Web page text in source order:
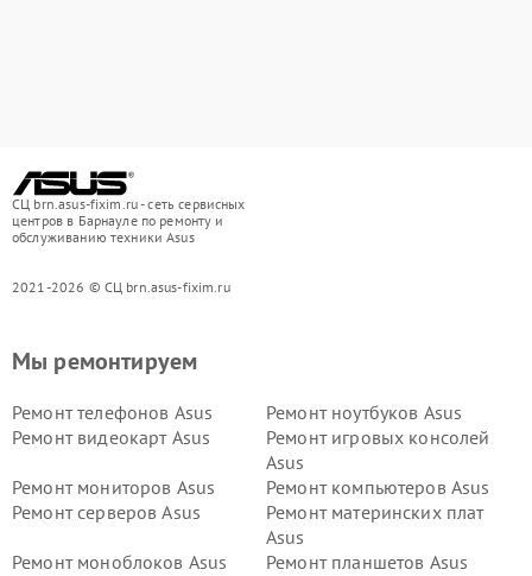
СЦ brn.asus-fixim.ru - сеть сервисных
центров в Барнауле по ремонту и
обслуживанию техники Asus
2021-2026 © СЦ brn.asus-fixim.ru
Мы ремонтируем
Ремонт телефонов Asus
Ремонт ноутбуков Asus
Ремонт видеокарт Asus
Ремонт игровых консолей
Asus
Ремонт мониторов Asus
Ремонт компьютеров Asus
Ремонт серверов Asus
Ремонт материнских плат
Asus
Ремонт моноблоков Asus
Ремонт планшетов Asus